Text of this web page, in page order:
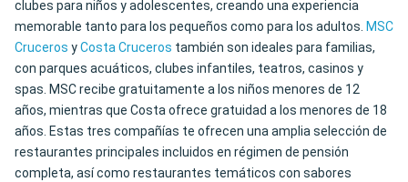
clubes para niños y adolescentes, creando una experiencia
memorable tanto para los pequeños como para los adultos. MSC
Cruceros yCosta Cruceros también son ideales para familias,
con parques acuáticos, clubes infantiles, teatros, casinos y
spas. MSC recibe gratuitamente a los niños menores de 12
años, mientras que Costa ofrece gratuidad a los menores de 18
años. Estas tres compañías te ofrecen una amplia selección de
restaurantes principales incluidos en régimen de pensión
completa, así como restaurantes temáticos con sabores